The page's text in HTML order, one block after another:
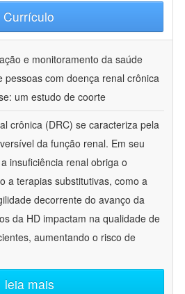
Currículo
e monitoramento da saúde
pessoas com doença renal crônica
um estudo de coorte
crônica (DRC) se caracteriza pela
da função renal. Em seu
insuficiência renal obriga o
a terapias substitutivas, como a
decorrente do avanço da
da HD impactam na qualidade de
aumentando o risco de
leia mais